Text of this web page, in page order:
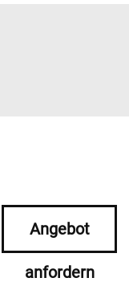
Angebot
anfordern